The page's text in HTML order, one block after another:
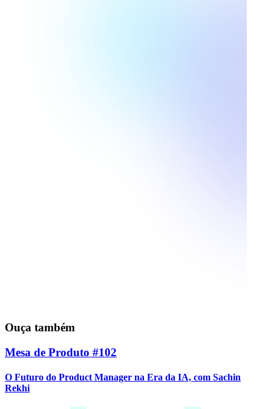
Ouça também
Mesa de Produto #102
O Futuro do Product Manager na Era da IA, com Sachin
Rekhi